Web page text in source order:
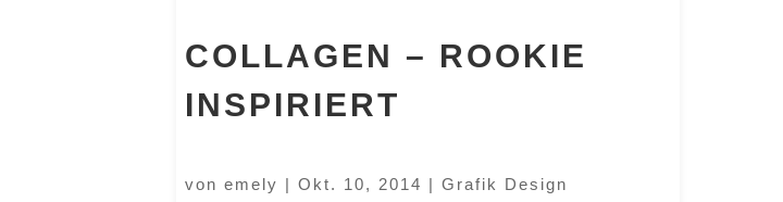
COLLAGEN – ROOKIE
INSPIRIERT
von emely | Okt. 10, 2014 | Grafik Design